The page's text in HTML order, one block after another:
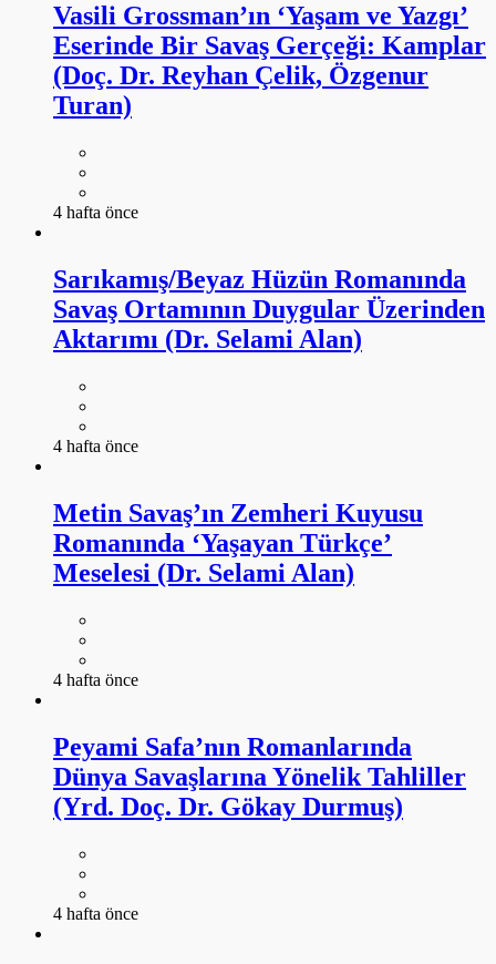
Vasili Grossman’ın ‘Yaşam ve Yazgı’
Eserinde Bir Savaş Gerçeği: Kamplar
(Doç. Dr. Reyhan Çelik, Özgenur
Turan)
4 hafta önce
Sarıkamış/Beyaz Hüzün Romanında
Savaş Ortamının Duygular Üzerinden
Aktarımı (Dr. Selami Alan)
4 hafta önce
Metin Savaş’ın Zemheri Kuyusu
Romanında ‘Yaşayan Türkçe’
Meselesi (Dr. Selami Alan)
4 hafta önce
Peyami Safa’nın Romanlarında
Dünya Savaşlarına Yönelik Tahliller
(Yrd. Doç. Dr. Gökay Durmuş)
4 hafta önce